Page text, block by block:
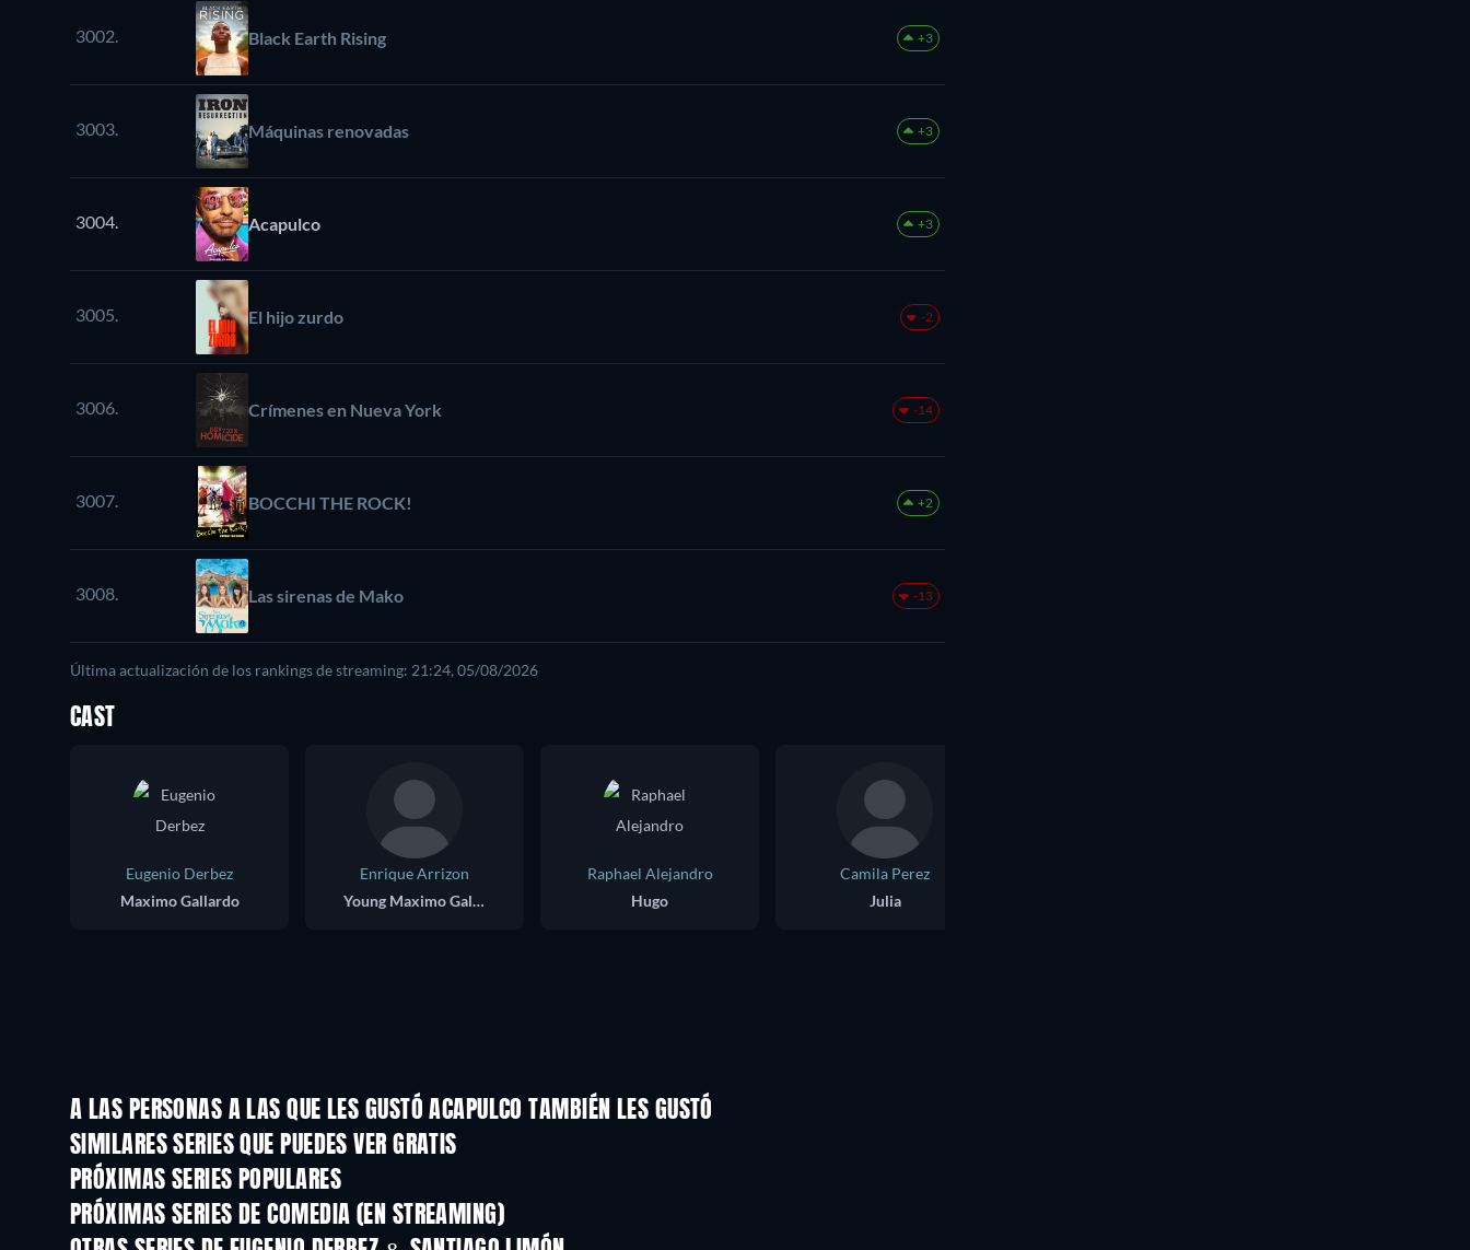
3002. Black Earth Rising +3
3003. Máquinas renovadas +3
3004. Acapulco +3
3005. El hijo zurdo -2
3006. Crímenes en Nueva York -14
3007. BOCCHI THE ROCK! +2
3008. Las sirenas de Mako -13
Última actualización de los rankings de streaming: 21:24, 05/08/2026
CAST
Eugenio Derbez
Maximo Gallardo
Enrique Arrizon
Young Maximo Gallardo
Raphael Alejandro
Hugo
Camila Perez
Julia
A LAS PERSONAS A LAS QUE LES GUSTÓ ACAPULCO TAMBIÉN LES GUSTÓ
TV TV TV
SIMILARES SERIES QUE PUEDES VER GRATIS
PRÓXIMAS SERIES POPULARES
TV
PRÓXIMAS SERIES DE COMEDIA (EN STREAMING)
Temporada 6 Temporada 2